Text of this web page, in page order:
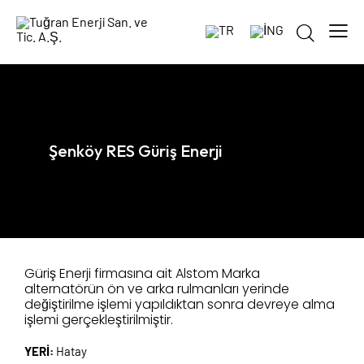
Şenköy RES Güriş Enerji
Güriş Enerji firmasına ait Alstom Marka
alternatörün ön ve arka rulmanları yerinde
değiştirilme işlemi yapıldıktan sonra devreye alma
işlemi gerçekleştirilmiştir.
YERİ: Hatay